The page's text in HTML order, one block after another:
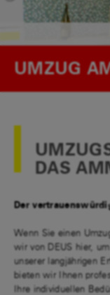
UMZUG
DAS
Der
Wenn Sie einen
wir von DEUS hier,
unserer langjährigen
bieten wir Ihnen
Ihre individuellen